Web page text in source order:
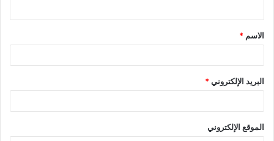
ق
*
الاسم *
البريد الإلكتروني*
الموقع الإلكتروني